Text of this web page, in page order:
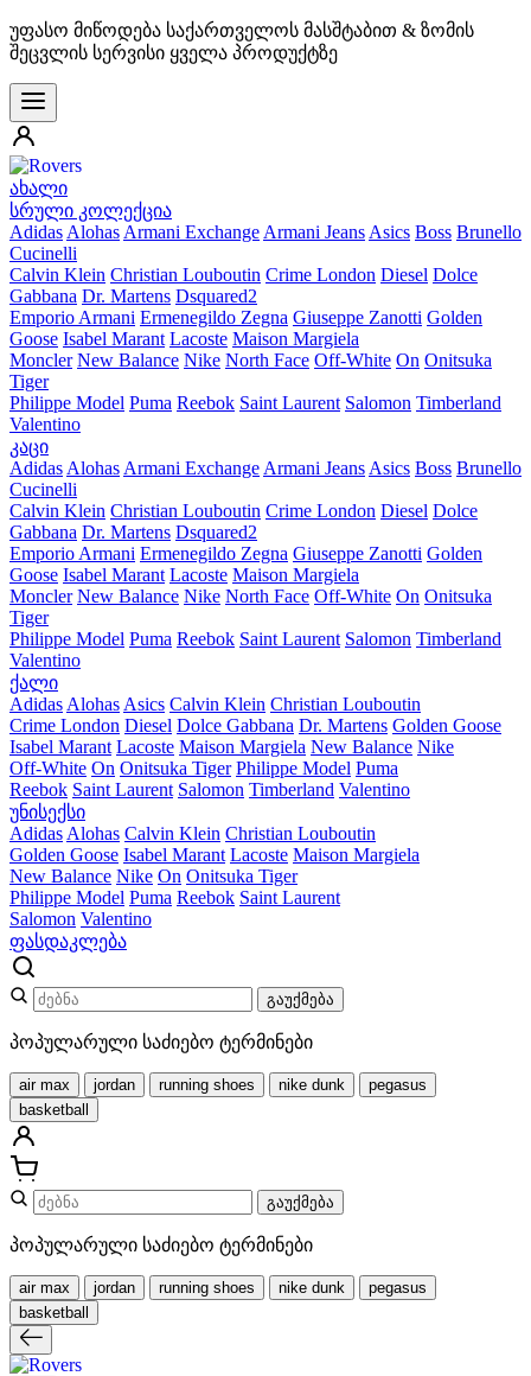
უფასო მიწოდება საქართველოს მასშტაბით & ზომის
შეცვლის სერვისი ყველა პროდუქტზე
ახალი
სრული კოლექცია
Adidas Alohas Armani Exchange Armani Jeans Asics Boss Brunello
Cucinelli
Calvin Klein Christian Louboutin Crime London Diesel Dolce
Gabbana Dr. Martens Dsquared2
Emporio Armani Ermenegildo Zegna Giuseppe Zanotti Golden
Goose Isabel Marant Lacoste Maison Margiela
Moncler New Balance Nike North Face Off-White On Onitsuka
Tiger
Philippe Model Puma Reebok Saint Laurent Salomon Timberland
Valentino
კაცი
Adidas Alohas Armani Exchange Armani Jeans Asics Boss Brunello
Cucinelli
Calvin Klein Christian Louboutin Crime London Diesel Dolce
Gabbana Dr. Martens Dsquared2
Emporio Armani Ermenegildo Zegna Giuseppe Zanotti Golden
Goose Isabel Marant Lacoste Maison Margiela
Moncler New Balance Nike North Face Off-White On Onitsuka
Tiger
Philippe Model Puma Reebok Saint Laurent Salomon Timberland
Valentino
ქალი
Adidas Alohas Asics Calvin Klein Christian Louboutin
Crime London Diesel Dolce Gabbana Dr. Martens Golden Goose
Isabel Marant Lacoste Maison Margiela New Balance Nike
Off-White On Onitsuka Tiger Philippe Model Puma
Reebok Saint Laurent Salomon Timberland Valentino
უნისექსი
Adidas Alohas Calvin Klein Christian Louboutin
Golden Goose Isabel Marant Lacoste Maison Margiela
New Balance Nike On Onitsuka Tiger
Philippe Model Puma Reebok Saint Laurent
Salomon Valentino
ფასდაკლება
გაუქმება
პოპულარული საძიებო ტერმინები
air max jordan running shoes nike dunk
pegasus
basketball
გაუქმება
პოპულარული საძიებო ტერმინები
air max jordan running shoes nike dunk
pegasus
basketball